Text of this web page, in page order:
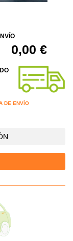
0,00 €
DE ENVÍO